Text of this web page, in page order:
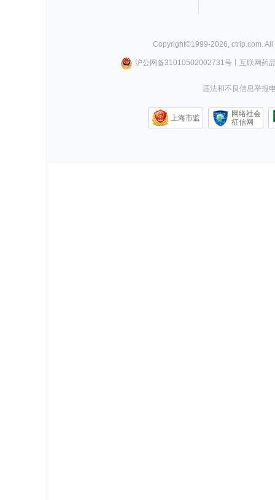
Copyright©1999-2026 ctrip.com .
沪公网备31010502002731号丨 互联网药
违法和不良信息举报
上海市监
网络社会
征信网